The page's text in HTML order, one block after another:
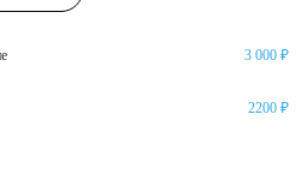
3 000 ₽
2200 ₽